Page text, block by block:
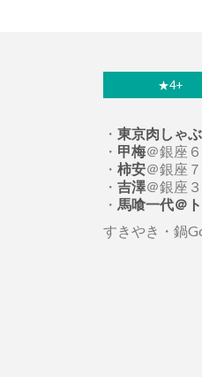
★4+
・ 東京肉しゃ
・ 甲梅＠銀座
・ 柿安＠銀座
・ 吉澤＠銀座
・ 馬喰一代＠
すきやき・鍋